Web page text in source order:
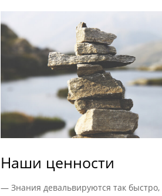
Наши ценности
— Знания девальвируются так быстро,